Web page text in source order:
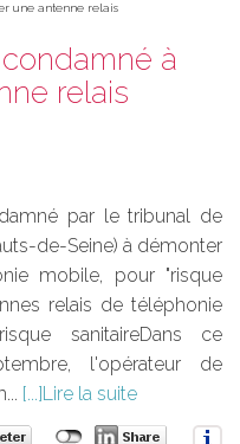
une antenne relais
à
relais
par le tribunal de
de-Seine) à démonter
mobile, pour "risque
relais de téléphonie
sanitaireDans ce
l'opérateur de
Lire la suite